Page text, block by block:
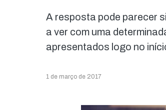
A resposta pode parecer
a ver com uma
apresentados logo no
1 de março de 2017